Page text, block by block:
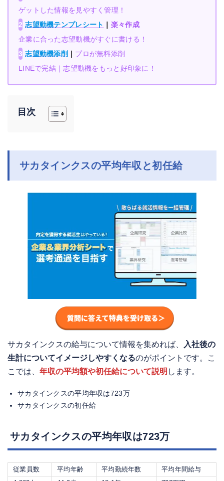
ゲットした情報を見やすく管理！
2 志望動機テンプレシート ｜ 楽々作成
企業に合った志望動機がすぐに書ける！
3 志望動機添削 ｜ プロが無料添削
LINEで完結｜志望動機をもっと好印象に！
目次
サカタインクスの平均年収と初任給
サカタインクスの給与について情報を集めれば、
入社後の
生計についてイメージしやすくなるのがポイントです。こ
こでは、 年収の平均額や初任給について説明 します。
サカタインクスの平均年収は723万
サカタインクスの初任給
サカタインクスの平均年収は723万
従業員数 平均年齢 平均勤続年数
平均年間給与